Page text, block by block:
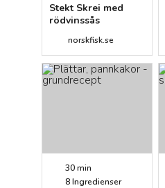
Stekt Skrei med
rödvinssås
norskfisk.se
30 min
8Ingredienser